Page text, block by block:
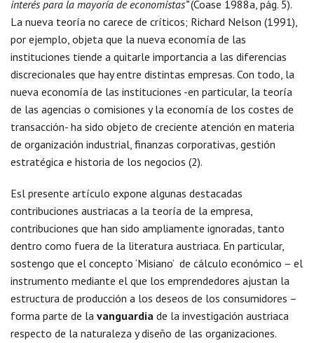
interés para la mayoría de economistas”(Coase 1988a, pág. 5).
La nueva teoría no carece de críticos; Richard Nelson (1991),
por ejemplo, objeta que la nueva economía de las
instituciones tiende a quitarle importancia a las diferencias
discrecionales que hay entre distintas empresas. Con todo, la
nueva economía de las instituciones -en particular, la teoría
de las agencias o comisiones y la economía de los costes de
transacción- ha sido objeto de creciente atención en materia
de organización industrial, finanzas corporativas, gestión
estratégica e historia de los negocios (2).
Esl presente artículo expone algunas destacadas
contribuciones austriacas a la teoría de la empresa,
contribuciones que han sido ampliamente ignoradas, tanto
dentro como fuera de la literatura austriaca. En particular,
sostengo que el concepto ‘Misiano’ de cálculo económico – el
instrumento mediante el que los emprendedores ajustan la
estructura de producción a los deseos de los consumidores –
forma parte de la vanguardia de la investigación austriaca
respecto de la naturaleza y diseño de las organizaciones.